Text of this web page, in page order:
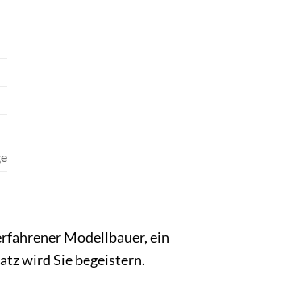
Modellbauer, ein
wird Sie begeistern.